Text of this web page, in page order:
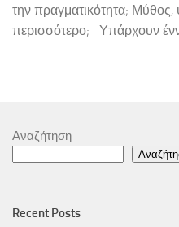
την πραγματικότητα; Μύθος,
περισσότερο; Υπάρχουν
Αναζήτηση
Recent Posts